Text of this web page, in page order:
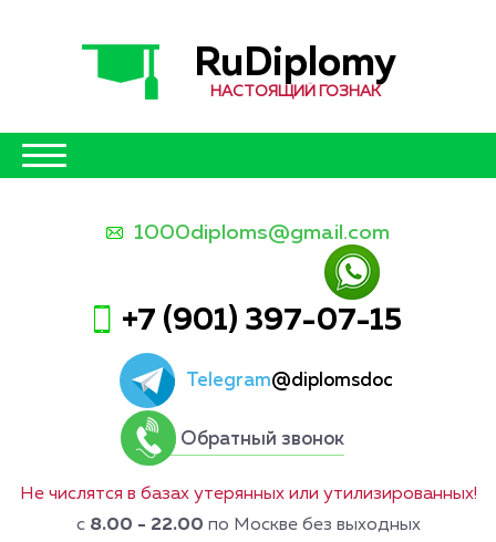
RuDiplomy
НАСТОЯЩИЙ ГОЗНАК
1000diploms@gmail.com
+7 (901) 397-07-15
Telegram@diplomsdoc
Обратный звонок
Не числятся в базах утерянных или утилизированных!
с 8.00 - 22.00 по Москве без выходных